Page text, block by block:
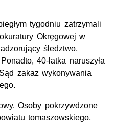
tygodniu zatrzymali
Okręgowej w
śledztwo,
40-latka naruszyła
zakaz wykonywania
Osoby pokrzywdzone
tomaszowskiego,